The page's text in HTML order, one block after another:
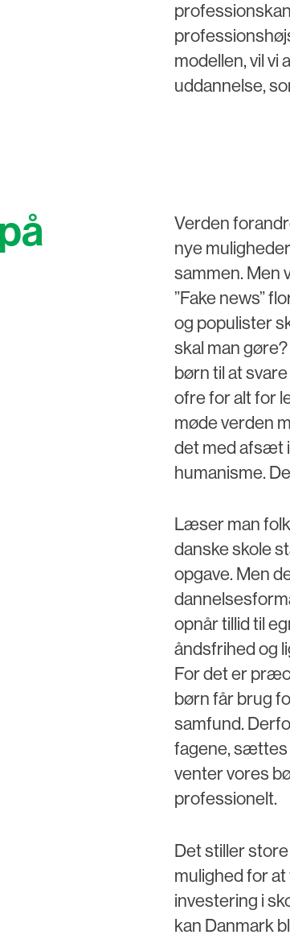
modellen, vil vi
uddannelse,
Verden
nye
sammen. Men
”Fake news”
og populister
skal man
børn til at
ofre for alt for
møde verden
det med afsæt
humanisme.
Læser man
danske skole
opgave. Men
opnår tillid til
åndsfrihed og
For det er
børn får brug
samfund.
fagene, sættes
venter vores
professionelt.
Det stiller
mulighed for at
investering i
kan Danmark